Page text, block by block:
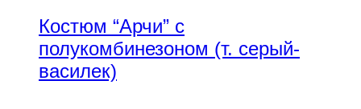
Костюм “Арчи” с
полукомбинезоном (т. серый-
василек)